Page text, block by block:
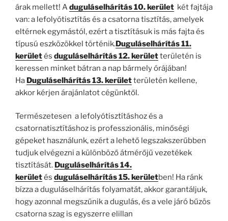
árak mellett! Aduguláselhárítás 10. kerület két fajtája
van: a lefolyótisztítás és a csatorna tisztítás, amelyek
eltérnek egymástól, ezért a tisztításuk is más fajta és
típusú eszközökkel történik.Duguláselhárítás 11.
kerületés duguláselhárítás 12. kerületterületén is
keressen minket bátran a nap bármely órájában!
Ha Duguláselhárítás 13. kerületterületén kellene,
akkor kérjen árajánlatot cégünktől.
Természetesen a lefolyótisztításhoz és a
csatornatisztításhoz is professzionális, minőségi
gépeket használunk, ezért a lehető legszakszerűbben
tudjuk elvégezni a különböző átmérőjű vezetékek
tisztítását. Duguláselhárítás 14.
kerületés duguláselhárítás 15. kerületben! Ha ránk
bízza a duguláselhárítás folyamatát, akkor garantáljuk,
hogy azonnal megszűnik a dugulás, és a vele járó bűzös
csatorna szag is egyszerre elillan